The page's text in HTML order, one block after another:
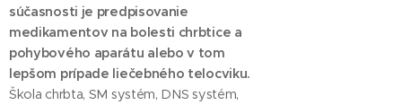
súčasnosti je predpisovanie
medikamentov na bolesti chrbtice a
pohybového aparátu alebo v tom
lepšom prípade liečebného telocviku.
Škola chrbta, SM systém, DNS systém,